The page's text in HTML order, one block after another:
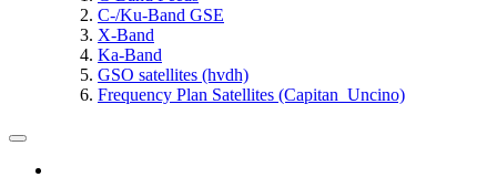
C-/Ku-Band GSE
X-Band
Ka-Band
GSO satellites (hvdh)
Frequency Plan Satellites (Capitan_Uncino)